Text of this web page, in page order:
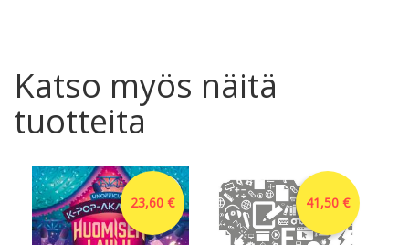
Katso myös näitä
tuotteita
23,60 € 41,50 €